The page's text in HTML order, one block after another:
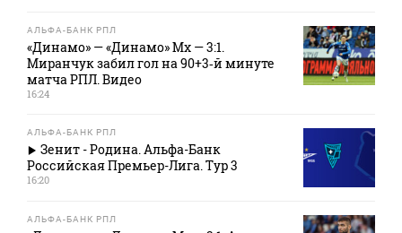
АЛЬФА-БАНК РПЛ
«Динамо» — «Динамо» Мх — 3:1.
Миранчук забил гол на 90+3‑й минуте
матча РПЛ. Видео
16:24
АЛЬФА-БАНК РПЛ
Зенит - Родина. Альфа-Банк
Российская Премьер-Лига. Тур 3
16:20
АЛЬФА-БАНК РПЛ